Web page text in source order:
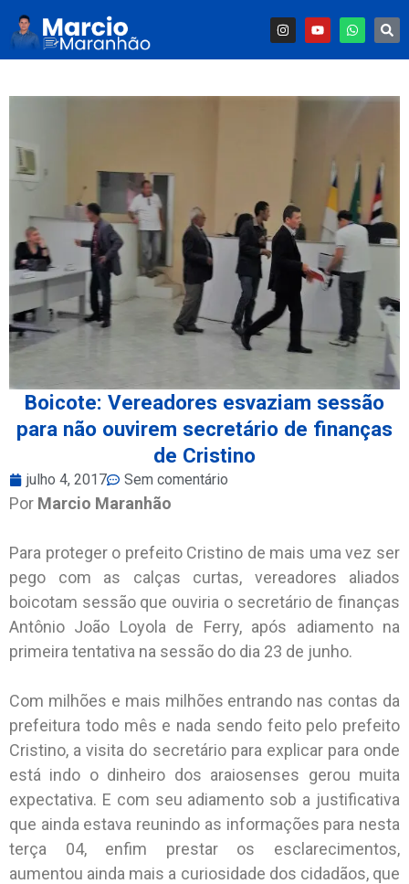
Boicote: Vereadores esvaziam sessão
para não ouvirem secretário de finanças
de Cristino
julho 4, 2017 Sem comentário
Por Marcio Maranhão
Para proteger o prefeito Cristino de mais uma vez ser
pego com as calças curtas, vereadores aliados
boicotam sessão que ouviria o secretário de finanças
Antônio João Loyola de Ferry, após adiamento na
primeira tentativa na sessão do dia 23 de junho.
Com milhões e mais milhões entrando nas contas da
prefeitura todo mês e nada sendo feito pelo prefeito
Cristino, a visita do secretário para explicar para onde
está indo o dinheiro dos araiosenses gerou muita
expectativa. E com seu adiamento sob a justificativa
que ainda estava reunindo as informações para nesta
terça 04, enfim prestar os esclarecimentos,
aumentou ainda mais a curiosidade dos cidadãos, que